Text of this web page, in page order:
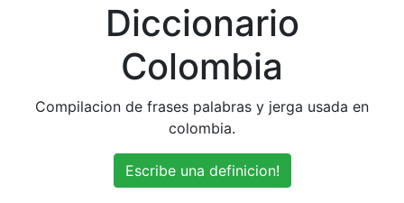
Diccionario
Colombia
Compilacion de frases palabras y jerga usada en
colombia.
Escribe una definicion!